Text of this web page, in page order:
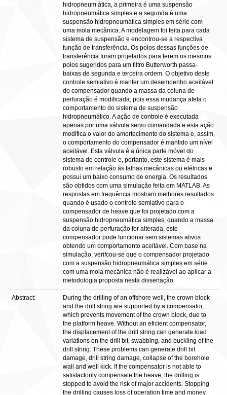
hidropneum ática, a primeira é uma suspensão
hidropneumática simples e a segunda é uma
suspensão hidropneumática simples em série com
uma mola mecânica. A modelagem foi feita para cada
sistema de suspensão e encontrou-se a respectiva
função de transferência. Os polos dessas funções de
transferência foram projetados para terem os mesmos
polos sugeridos para um filtro Butterworth passa-
baixas de segunda e terceira ordem. O objetivo deste
controle semiativo é manter um desempenho aceitável
do compensador quando a massa da coluna de
perfuração é modificada, pois essa mudança afeta o
comportamento do sistema de suspensão
hidropneumático. A ação de controle é executada
apenas por uma válvula servo comandada e esta ação
modifica o valor do amortecimento do sistema e, assim,
o comportamento do compensador é mantido um nível
aceitável. Esta válvula é a única parte móvel do
sistema de controle e, portanto, este sistema é mais
robusto em relação às falhas mecânicas ou elétricas e
possui um baixo consumo de energia. Os resultados
são obtidos com uma simulação feita em MATLAB. As
respostas em frequência mostram melhores resultados
quando é usado o controle semiativo para o
compensador de heave que foi projetado com a
suspensão hidropneumática simples, quando a massa
da coluna de perfuração for alterada, este
compensador pode funcionar sem sistemas ativos
obtendo um comportamento aceitável. Com base na
simulação, verifcou-se que o compensador projetado
com a suspensão hidropneumática simples em série
com uma mola mecânica não é realizável ao aplicar a
metodologia proposta nesta dissertação.
Abstract:
During the drilling of an offshore well, the crown block
and the drill string are supported by a compensator,
which prevents movement of the crown block, due to
the platform heave. Without an eficient compensator,
the displacement of the drill string can generate load
variations on the drill bit, swabbing, and buckling of the
drill string. These problems can generate drill bit
damage, drill string damage, collapse of the borehole
wall and well kick. If the compensator is not able to
satisfactorily compensate the heave, the drilling is
stopped to avoid the risk of major accidents. Stopping
the drilling causes loss of operation time and money.